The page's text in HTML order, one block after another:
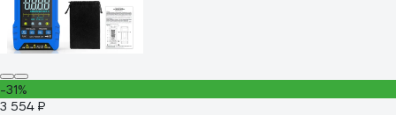
-31%
3 554 ₽